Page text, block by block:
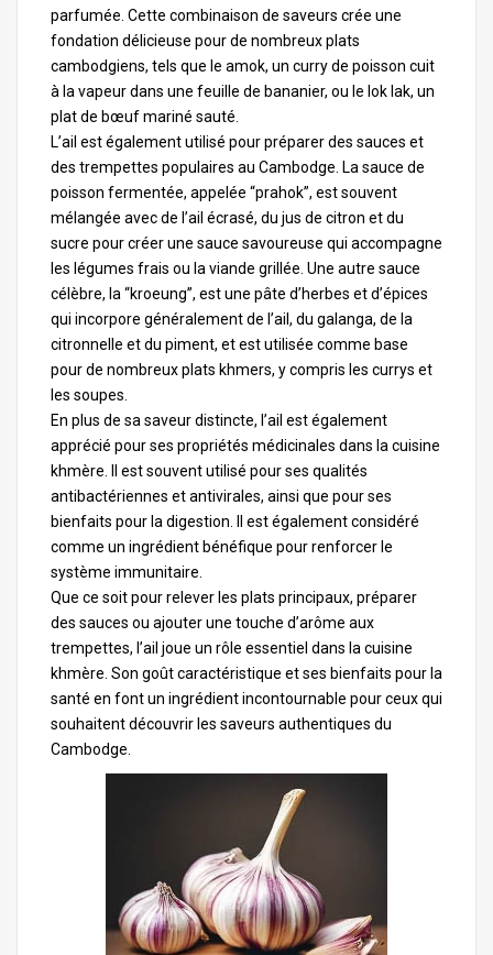
parfumée. Cette combinaison de saveurs crée une
fondation délicieuse pour de nombreux plats
cambodgiens, tels que le amok, un curry de poisson cuit
à la vapeur dans une feuille de bananier, ou le lok lak, un
plat de bœuf mariné sauté.
L’ail est également utilisé pour préparer des sauces et
des trempettes populaires au Cambodge. La sauce de
poisson fermentée, appelée “prahok”, est souvent
mélangée avec de l’ail écrasé, du jus de citron et du
sucre pour créer une sauce savoureuse qui accompagne
les légumes frais ou la viande grillée. Une autre sauce
célèbre, la “kroeung”, est une pâte d’herbes et d’épices
qui incorpore généralement de l’ail, du galanga, de la
citronnelle et du piment, et est utilisée comme base
pour de nombreux plats khmers, y compris les currys et
les soupes.
En plus de sa saveur distincte, l’ail est également
apprécié pour ses propriétés médicinales dans la cuisine
khmère. Il est souvent utilisé pour ses qualités
antibactériennes et antivirales, ainsi que pour ses
bienfaits pour la digestion. Il est également considéré
comme un ingrédient bénéfique pour renforcer le
système immunitaire.
Que ce soit pour relever les plats principaux, préparer
des sauces ou ajouter une touche d’arôme aux
trempettes, l’ail joue un rôle essentiel dans la cuisine
khmère. Son goût caractéristique et ses bienfaits pour la
santé en font un ingrédient incontournable pour ceux qui
souhaitent découvrir les saveurs authentiques du
Cambodge.